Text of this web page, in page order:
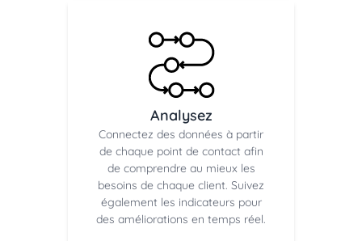
Analysez
Connectez des données à partir
de chaque point de contact afin
de comprendre au mieux les
besoins de chaque client. Suivez
également les indicateurs pour
des améliorations en temps réel.